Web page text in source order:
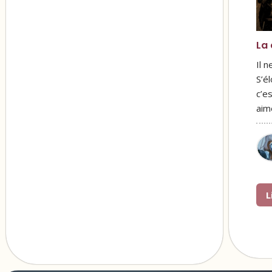
La
Il